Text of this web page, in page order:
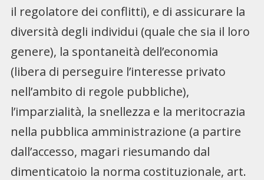
il regolatore dei conflitti), e di assicurare la
diversità degli individui (quale che sia il loro
genere), la spontaneità dell’economia
(libera di perseguire l’interesse privato
nell’ambito di regole pubbliche),
l’imparzialità, la snellezza e la meritocrazia
nella pubblica amministrazione (a partire
dall’accesso, magari riesumando dal
dimenticatoio la norma costituzionale, art.